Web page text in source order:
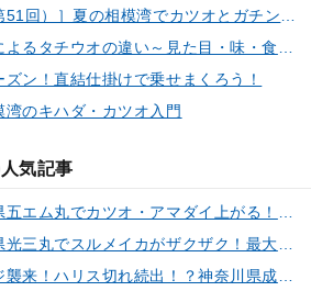
ン！直結仕掛けで乗せまくろう！
のキハダ・カツオ入門
気記事